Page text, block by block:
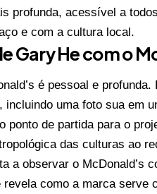
profunda, acessível a
e com a cultura local.
Gary He com o
é pessoal e
uma foto sua em
ponto de partida para o
das culturas ao
a observar o McDonald’s
como a marca